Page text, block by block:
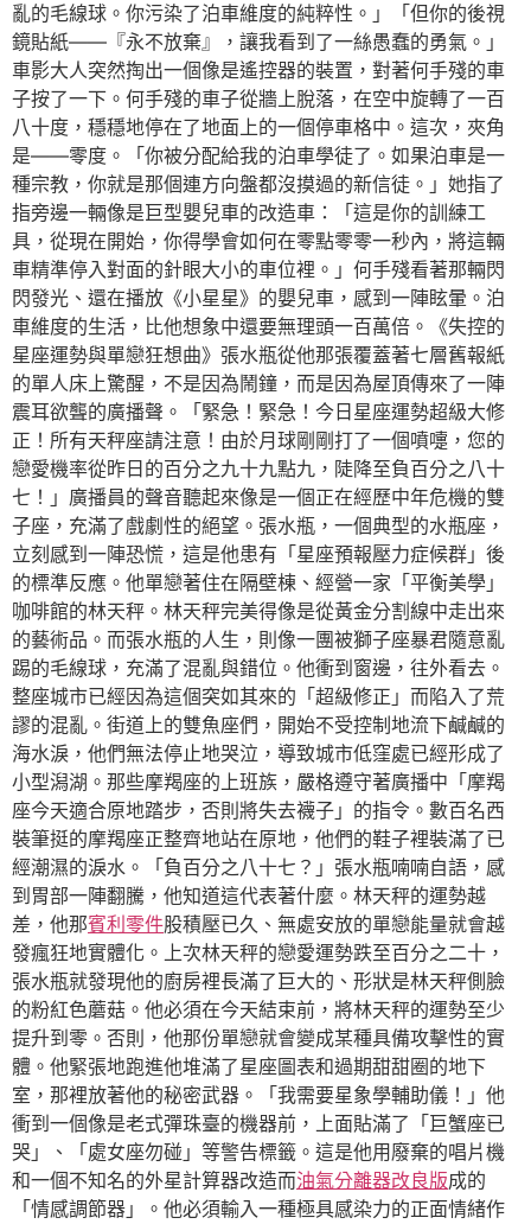
亂的毛線球。你污染了泊車維度的純粹性。」「但你的後視
鏡貼紙——『永不放棄』，讓我看到了一絲愚蠢的勇氣。」
車影大人突然掏出一個像是遙控器的裝置，對著何手殘的車
子按了一下。何手殘的車子從牆上脫落，在空中旋轉了一百
八十度，穩穩地停在了地面上的一個停車格中。這次，夾角
是——零度。「你被分配給我的泊車學徒了。如果泊車是一
種宗教，你就是那個連方向盤都沒摸過的新信徒。」她指了
指旁邊一輛像是巨型嬰兒車的改造車：「這是你的訓練工
具，從現在開始，你得學會如何在零點零零一秒內，將這輛
車精準停入對面的針眼大小的車位裡。」何手殘看著那輛閃
閃發光、還在播放《小星星》的嬰兒車，感到一陣眩暈。泊
車維度的生活，比他想象中還要無理頭一百萬倍。《失控的
星座運勢與單戀狂想曲》張水瓶從他那張覆蓋著七層舊報紙
的單人床上驚醒，不是因為鬧鐘，而是因為屋頂傳來了一陣
震耳欲聾的廣播聲。「緊急！緊急！今日星座運勢超級大修
正！所有天秤座請注意！由於月球剛剛打了一個噴嚏，您的
戀愛機率從昨日的百分之九十九點九，陡降至負百分之八十
七！」廣播員的聲音聽起來像是一個正在經歷中年危機的雙
子座，充滿了戲劇性的絕望。張水瓶，一個典型的水瓶座，
立刻感到一陣恐慌，這是他患有「星座預報壓力症候群」後
的標準反應。他單戀著住在隔壁棟、經營一家「平衡美學」
咖啡館的林天秤。林天秤完美得像是從黃金分割線中走出來
的藝術品。而張水瓶的人生，則像一團被獅子座暴君隨意亂
踢的毛線球，充滿了混亂與錯位。他衝到窗邊，往外看去。
整座城市已經因為這個突如其來的「超級修正」而陷入了荒
謬的混亂。街道上的雙魚座們，開始不受控制地流下鹹鹹的
海水淚，他們無法停止地哭泣，導致城市低窪處已經形成了
小型潟湖。那些摩羯座的上班族，嚴格遵守著廣播中「摩羯
座今天適合原地踏步，否則將失去襪子」的指令。數百名西
裝筆挺的摩羯座正整齊地站在原地，他們的鞋子裡裝滿了已
經潮濕的淚水。「負百分之八十七？」張水瓶喃喃自語，感
到胃部一陣翻騰，他知道這代表著什麼。林天秤的運勢越
差，他那賓利零件股積壓已久、無處安放的單戀能量就會越
發瘋狂地實體化。上次林天秤的戀愛運勢跌至百分之二十，
張水瓶就發現他的廚房裡長滿了巨大的、形狀是林天秤側臉
的粉紅色蘑菇。他必須在今天結束前，將林天秤的運勢至少
提升到零。否則，他那份單戀就會變成某種具備攻擊性的實
體。他緊張地跑進他堆滿了星座圖表和過期甜甜圈的地下
室，那裡放著他的秘密武器。「我需要星象學輔助儀！」他
衝到一個像是老式彈珠臺的機器前，上面貼滿了「巨蟹座已
哭」、「處女座勿碰」等警告標籤。這是他用廢棄的唱片機
和一個不知名的外星計算器改造而油氣分離器改良版成的
「情感調節器」。他必須輸入一種極具感染力的正面情緒作